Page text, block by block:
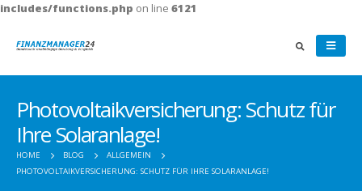
includes/functions.php on line 6121
Photovoltaikversicherung: Schutz für
Ihre Solaranlage!
HOME BLOG
ALLGEMEIN
PHOTOVOLTAIKVERSICHERUNG: SCHUTZ FÜR IHRE SOLARANLAGE!